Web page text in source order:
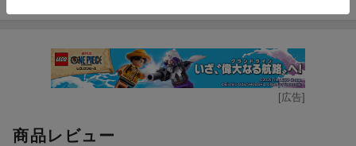
[広告]
商品レビュー